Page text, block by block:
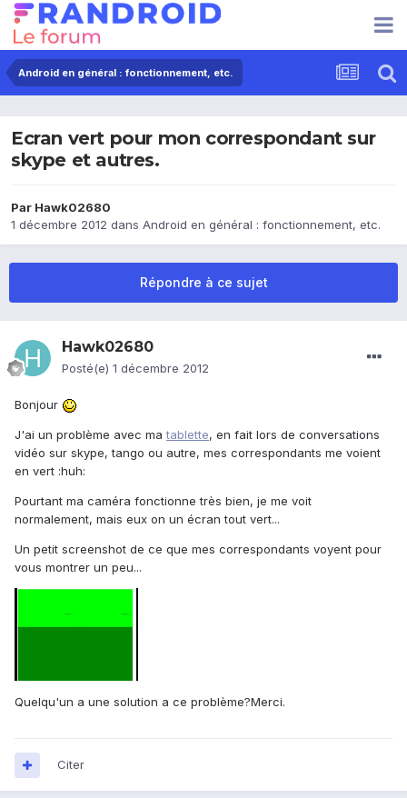
Android en général : fonctionnement, etc.
Ecran vert pour mon correspondant sur
skype et autres.
Par Hawk02680
1 décembre 2012 dans Android en général : fonctionnement, etc.
Répondre à ce sujet
Hawk02680
Posté(e) 1 décembre 2012
Bonjour
J'ai un problème avec matablette, en fait lors de conversations
vidéo sur skype, tango ou autre, mes correspondants me voient
en vert :huh:
Pourtant ma caméra fonctionne très bien, je me voit
normalement, mais eux on un écran tout vert...
Un petit screenshot de ce que mes correspondants voyent pour
vous montrer un peu...
Quelqu'un a une solution a ce problème?Merci.
Citer